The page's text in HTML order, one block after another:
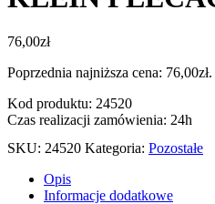
76,00zł
Poprzednia najniższa cena: 76,00zł.
Kod produktu: 24520
Czas realizacji zamówienia: 24h
SKU: 24520 Kategoria: Pozostałe
Opis
Informacje dodatkowe